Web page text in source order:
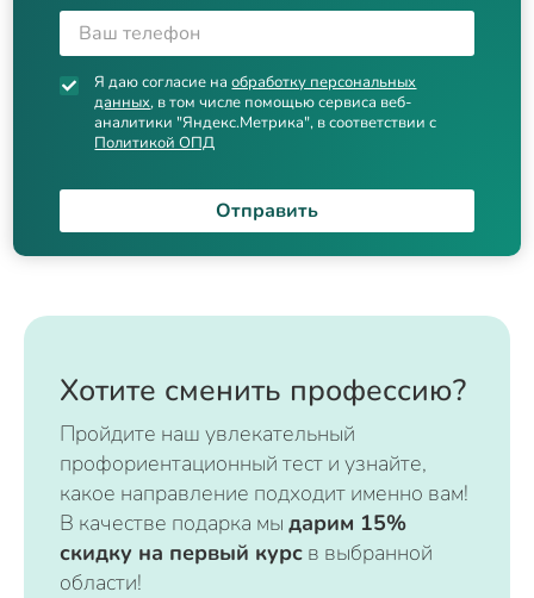
Я даю согласие наобработку персональных
данных, в том числе помощью сервиса веб-
аналитики "Яндекс.Метрика", в соответствии с
Политикой ОПД
Отправить
Хотите сменить профессию?
Пройдите наш увлекательный
профориентационный тест и узнайте,
какое направление подходит именно вам!
В качестве подарка мы дарим 15%
скидку на первый курс в выбранной
области!